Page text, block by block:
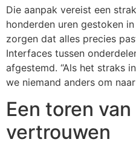
Die aanpak vereist een
honderden uren gestoken
zorgen dat alles precies
Interfaces tussen
afgestemd. “Als het straks
we niemand anders om
Een toren
vertrouwen